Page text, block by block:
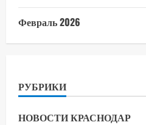
Февраль 2026
РУБРИКИ
НОВОСТИ КРАСНОДАР